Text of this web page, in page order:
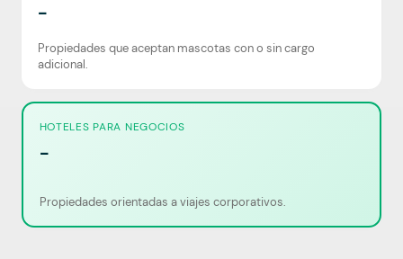
-
Propiedades que aceptan mascotas con o sin cargo
adicional.
HOTELES PARA NEGOCIOS
-
Propiedades orientadas a viajes corporativos.